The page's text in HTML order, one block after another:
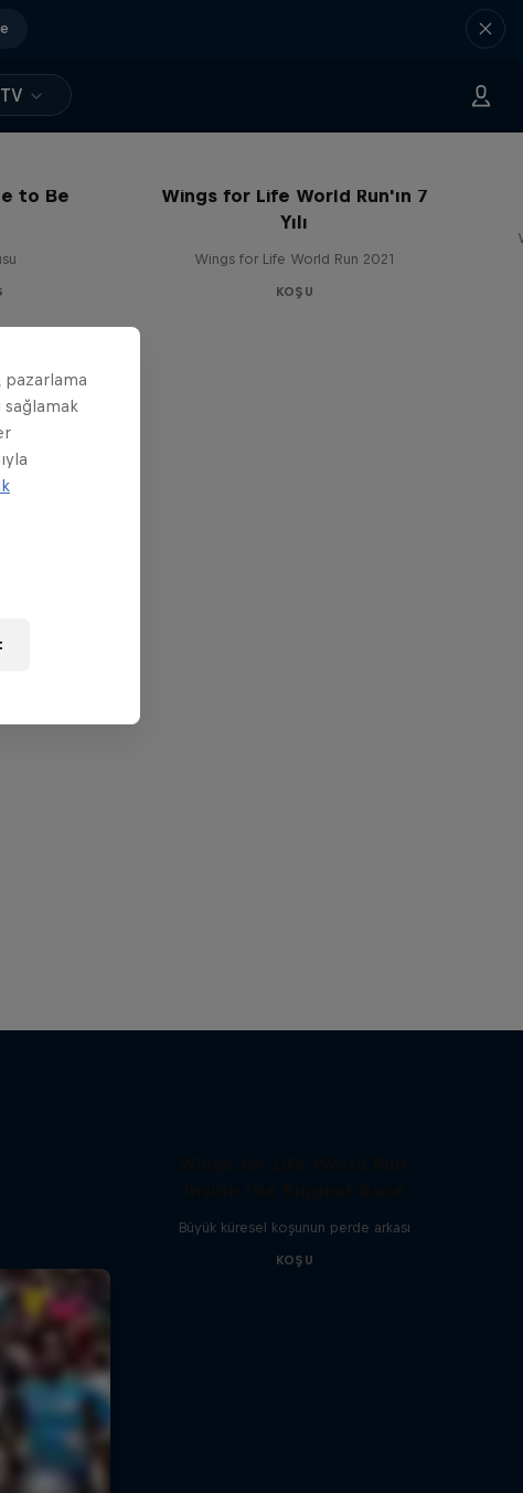
to Be
Wings for Life World Run'ın 7
Yılı
Wings for Life World Run 2021
KOŞU
Büyük küresel koşunun perde arkası
KOŞU
pazarlama
sağlamak